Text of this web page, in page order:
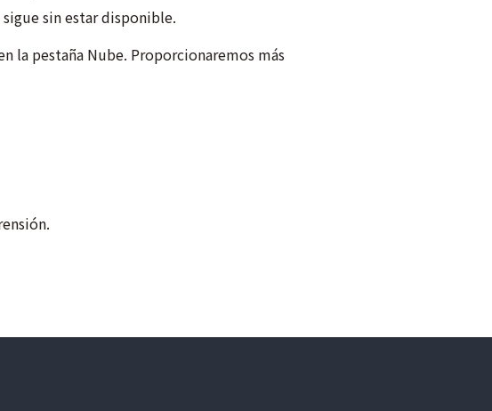
sin estar disponible.
la pestaña Nube. Proporcionaremos más